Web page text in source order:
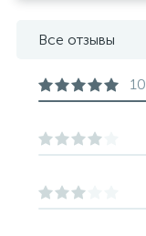
Все отзывы